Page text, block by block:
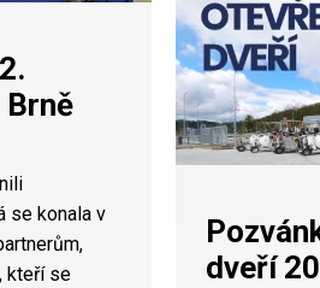
se konala v
kteří se
dveří